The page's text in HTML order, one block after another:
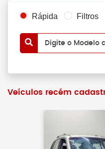
Rápida Filtros
Digite o Modelo
Veículos recém